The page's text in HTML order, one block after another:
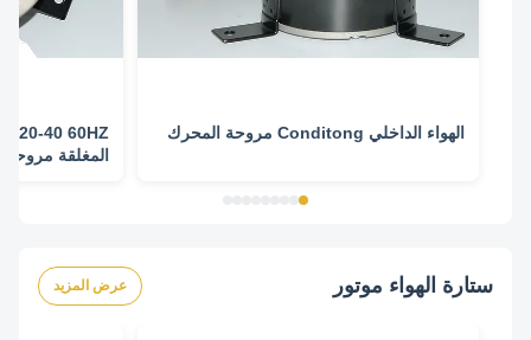
الهواء الداخلي Conditong مروحة المحرك
المغلقة مروحة
ستارة الهواء موتور عرض المزيد